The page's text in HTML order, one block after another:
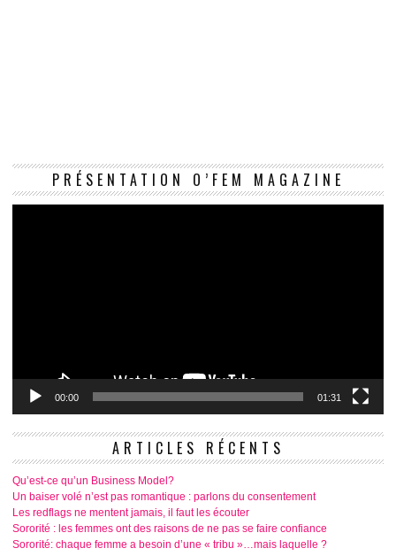
PRÉSENTATION O’FEM MAGAZINE
00:00 01:31
ARTICLES RÉCENTS
Qu’est-ce qu’un Business Model?
Un baiser volé n’est pas romantique : parlons du consentement
Les redflags ne mentent jamais, il faut les écouter
Sororité : les femmes ont des raisons de ne pas se faire confiance
Sororité: chaque femme a besoin d’une « tribu »…mais laquelle ?